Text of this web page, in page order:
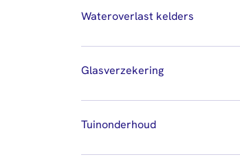
Wateroverlast kelders
Glasverzekering
Tuinonderhoud